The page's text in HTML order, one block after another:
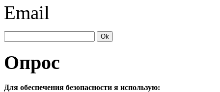
Email
Опрос
Для обеспечения безопасности я использую: